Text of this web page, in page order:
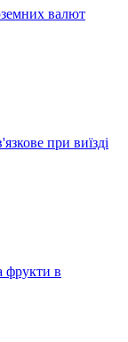
валют
при виїзді
фрукти в